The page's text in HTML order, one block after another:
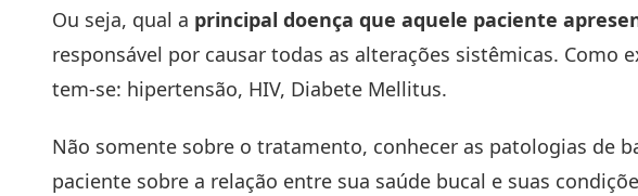
Ou seja, qual a principal doença que aquele paciente
responsável por causar todas as alterações sistêmicas. Como
tem-se: hipertensão, HIV, Diabete Mellitus.
Não somente sobre o tratamento, conhecer as patologias de
paciente sobre a relação entre sua saúde bucal e suas